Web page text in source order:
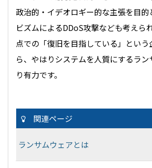
政治的・イデオロギー的な主張を目的
ビズムによるDDoS攻撃なども考えら
点での「復旧を目指している」とい
ら、やはりシステムを人質にするラン
り有力です。
関連ページ
ランサムウェアとは